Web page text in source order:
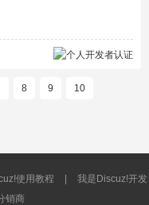
8 9 10
使用教程
我是Discuz!开发
销商